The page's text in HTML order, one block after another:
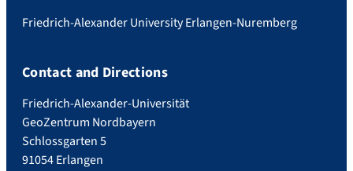
Friedrich-Alexander University Erlangen-Nuremberg
Contact and Directions
Friedrich-Alexander-Universität
GeoZentrum Nordbayern
Schlossgarten 5
91054 Erlangen